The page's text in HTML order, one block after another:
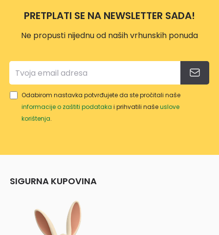
VP114
PRETPLATI SE NA NEWSLETTER SADA!
Ne propusti nijednu od naših vrhunskih ponuda
Odabirom nastavka potvrđujete da ste pročitali naše
informacije o zaštiti podataka i prihvatili našeuslove
korištenja.
SIGURNA KUPOVINA